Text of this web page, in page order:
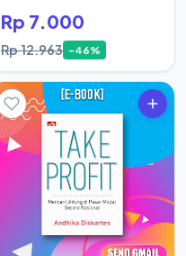
Rp 7.000
Rp 12.963 -46%